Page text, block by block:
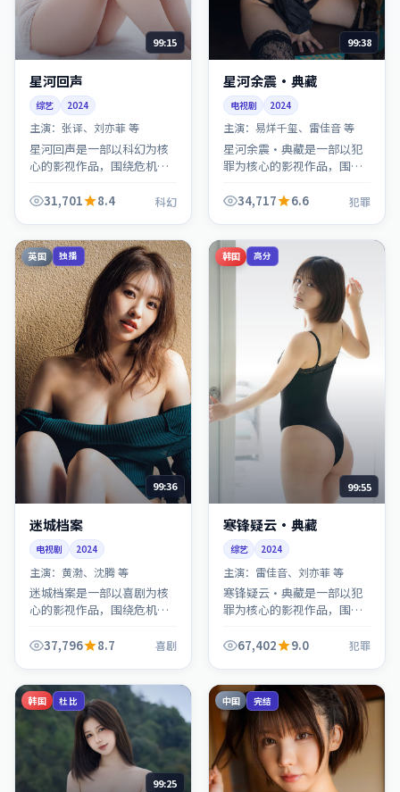
99:15
星河回声
综艺 2024
主演： 张译、刘亦菲 等
星河回声是一部以科幻为核
心的影视作品，围绕危机、
节奏紧凑，值得推荐观看。
31,701 8.4 科幻
99:38
星河余震·典藏
电视剧 2024
主演：易烊千玺、雷佳音 等
星河余震·典藏是一部以犯
罪为核心的影视作品，围绕
开，整体节奏紧凑，值得推
34,717 6.6 犯罪
英国 独播
99:36
迷城档案
电视剧 2024
主演： 黄渤、沈腾 等
迷城档案是一部以喜剧为核
心的影视作品，围绕危机、
节奏紧凑，值得推荐观看。
37,796 8.7 喜剧
韩国 高分
99:55
寒锋疑云·典藏
综艺 2024
主演： 雷佳音、刘亦菲 等
寒锋疑云·典藏是一部以犯
罪为核心的影视作品，围绕
开，整体节奏紧凑，值得推
67,402 9.0 犯罪
韩国 杜比
99:25
中国 完结